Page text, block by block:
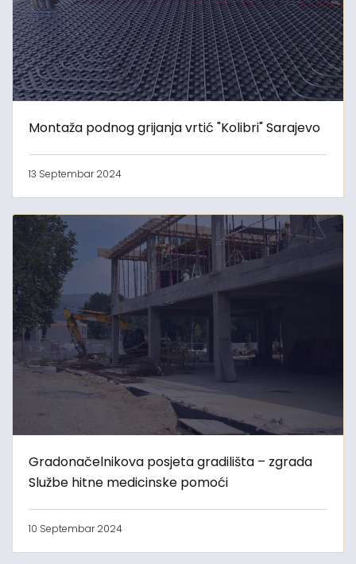
Montaža podnog grijanja vrtić "Kolibri" Sarajevo
13 Septembar 2024
Gradonačelnikova posjeta gradilišta – zgrada
Službe hitne medicinske pomoći
10 Septembar 2024